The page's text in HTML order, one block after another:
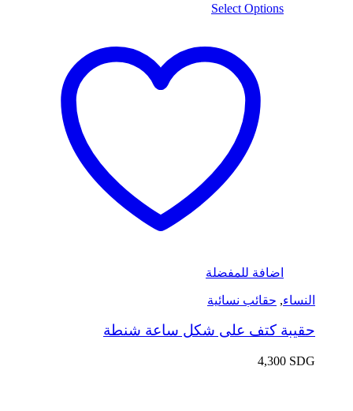
Select Options
اضافة للمفضلة
النساء, حقائب نسائية
حقيبة كتف على شكل ساعة شنطة
4,300 SDG